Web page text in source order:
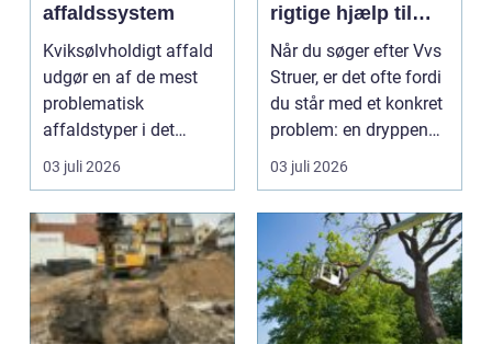
affaldssystem
Kviksølvholdigt affald
udgør en af de mest
problematisk
affaldstyper i det
moderne samfund,
03 juli 2026
rigtige hjælp til
dine installationer
Når du søger efter Vvs
Struer, er det ofte fordi
du står med et konkret
problem: en dryppende
vandha...
03 juli 2026